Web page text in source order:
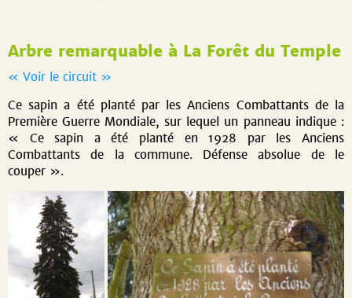
Arbre remarquable à La Forêt du Temple
« Voir le circuit »
Ce sapin a été planté par les Anciens Combattants de la
Première Guerre Mondiale, sur lequel un panneau indique :
« Ce sapin a été planté en 1928 par les Anciens
Combattants de la commune. Défense absolue de le
couper ».